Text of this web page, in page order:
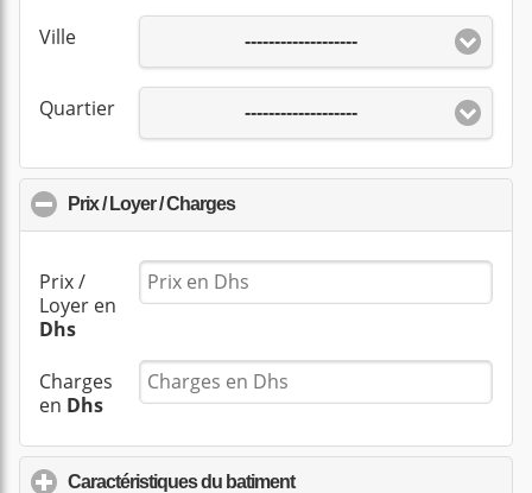
Ville -------------------
Quartier -------------------
Prix / Loyer / Chargesclick to collapse contents
Prix /
Loyer en
Dhs
Charges
en Dhs
Caractéristiques du batimentclick to expand contents